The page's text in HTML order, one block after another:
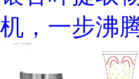
机，一步沸